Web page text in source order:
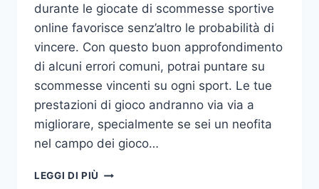
durante le giocate di scommesse sportive
online favorisce senz’altro le probabilità di
vincere. Con questo buon approfondimento
di alcuni errori comuni, potrai puntare su
scommesse vincenti su ogni sport. Le tue
prestazioni di gioco andranno via via a
migliorare, specialmente se sei un neofita
nel campo dei gioco…
LEGGI DI PIÙ GLI